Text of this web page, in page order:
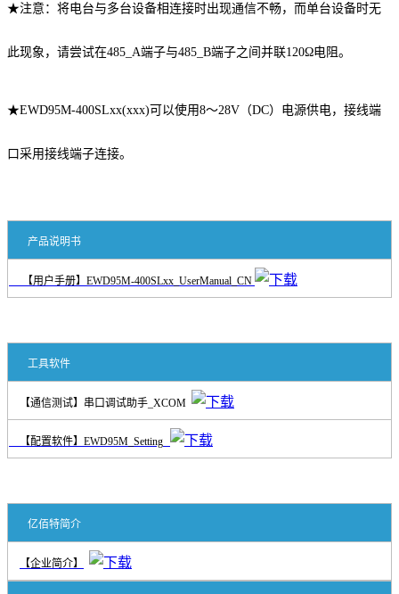
★注意：将电台与多台设备相连接时出现通信不畅，而单台设备时无
此现象，请尝试在485_A端子与485_B端子之间并联120Ω电阻。
★EWD95M-400SLxx(xxx)可以使用8～28V（DC）电源供电，接线端
口采用接线端子连接。
产品说明书
【用户手册】EWD95M-400SLxx_UserManual_CN
工具软件
【通信测试】串口调试助手_XCOM
【配置软件】EWD95M_Setting
亿佰特简介
【企业简介】